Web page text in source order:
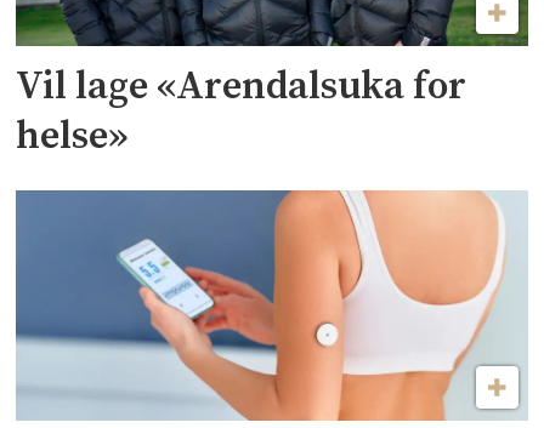
Vil lage «Arendalsuka for
helse»